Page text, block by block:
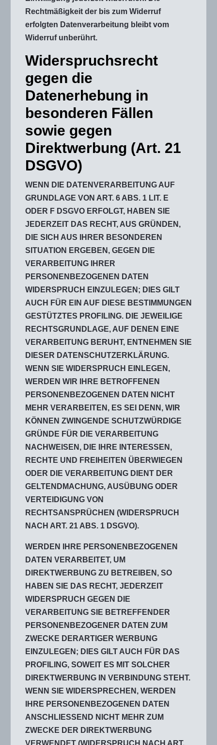
Rechtmäßigkeit der bis zum Widerruf
erfolgten Datenverarbeitung bleibt vom
Widerruf unberührt.
Widerspruchsrecht
gegen die
Datenerhebung in
besonderen Fällen
sowie gegen
Direktwerbung (Art. 21
DSGVO)
WENN DIE DATENVERARBEITUNG AUF
GRUNDLAGE VON ART. 6 ABS. 1 LIT. E
ODER F DSGVO ERFOLGT, HABEN SIE
JEDERZEIT DAS RECHT, AUS GRÜNDEN,
DIE SICH AUS IHRER BESONDEREN
SITUATION ERGEBEN, GEGEN DIE
VERARBEITUNG IHRER
PERSONENBEZOGENEN DATEN
WIDERSPRUCH EINZULEGEN; DIES GILT
AUCH FÜR EIN AUF DIESE BESTIMMUNGEN
GESTÜTZTES PROFILING. DIE JEWEILIGE
RECHTSGRUNDLAGE, AUF DENEN EINE
VERARBEITUNG BERUHT, ENTNEHMEN SIE
DIESER DATENSCHUTZERKLÄRUNG.
WENN SIE WIDERSPRUCH EINLEGEN,
WERDEN WIR IHRE BETROFFENEN
PERSONENBEZOGENEN DATEN NICHT
MEHR VERARBEITEN, ES SEI DENN, WIR
KÖNNEN ZWINGENDE SCHUTZWÜRDIGE
GRÜNDE FÜR DIE VERARBEITUNG
NACHWEISEN, DIE IHRE INTERESSEN,
RECHTE UND FREIHEITEN ÜBERWIEGEN
ODER DIE VERARBEITUNG DIENT DER
GELTENDMACHUNG, AUSÜBUNG ODER
VERTEIDIGUNG VON
RECHTSANSPRÜCHEN (WIDERSPRUCH
NACH ART. 21 ABS. 1 DSGVO).
WERDEN IHRE PERSONENBEZOGENEN
DATEN VERARBEITET, UM
DIREKTWERBUNG ZU BETREIBEN, SO
HABEN SIE DAS RECHT, JEDERZEIT
WIDERSPRUCH GEGEN DIE
VERARBEITUNG SIE BETREFFENDER
PERSONENBEZOGENER DATEN ZUM
ZWECKE DERARTIGER WERBUNG
EINZULEGEN; DIES GILT AUCH FÜR DAS
PROFILING, SOWEIT ES MIT SOLCHER
DIREKTWERBUNG IN VERBINDUNG STEHT.
WENN SIE WIDERSPRECHEN, WERDEN
IHRE PERSONENBEZOGENEN DATEN
ANSCHLIESSEND NICHT MEHR ZUM
ZWECKE DER DIREKTWERBUNG
VERWENDET (WIDERSPRUCH NACH ART.